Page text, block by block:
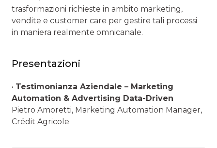
trasformazioni richieste in ambito marketing,
vendite e customer care per gestire tali processi
in maniera realmente omnicanale.
Presentazioni
• Testimonianza Aziendale – Marketing
Automation & Advertising Data-Driven
Pietro Amoretti, Marketing Automation Manager,
Crédit Agricole